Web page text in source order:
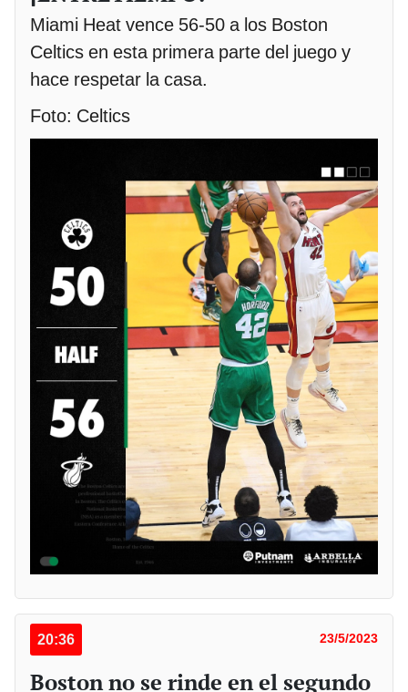
Miami Heat vence 56-50 a los Boston
Celtics en esta primera parte del juego y
hace respetar la casa.
Foto: Celtics
20:36 23/5/2023
Boston no se rinde en el segundo